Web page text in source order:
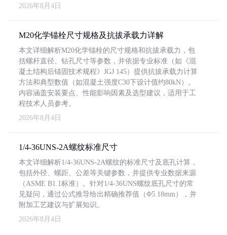
2026年8月4日
M20化学锚栓尺寸规格及抗拔承载力详解
本文详细解析M20化学锚栓的尺寸规格和抗拔承载力，包
括螺杆直径、钻孔尺寸等参数，并依据专业标准（如《混
凝土结构后锚固技术规程》JGJ 145）提供抗拔承载力计算
方法和典型数值（如混凝土强度C30下设计值约80kN）。
内容涵盖安装要点、性能影响因素及选型建议，适用于工
程技术人员参考。
2026年8月4日
1/4-36UNS-2A螺纹标准尺寸
本文详细解析1/4-36UNS-2A螺纹的标准尺寸及底孔计算，
包括外径、螺距、公差等关键参数，并提供专业数据来源
（ASME B1.1标准）。针对1/4-36UNS螺纹底孔尺寸的常
见疑问，通过公式推导给出精确推荐值（Φ5.18mm），并
附加工艺建议与扩展知识。
2026年8月4日